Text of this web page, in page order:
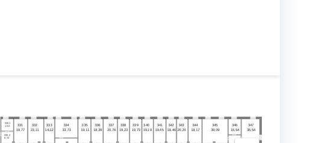
330.1
331 332 334 335 336 337 338 340
339 341 342 343 344 345 346 347
333
10,0
19,77 23,11 33,73 19,11 18,39 20,76 19,23 19,73 19,19 18,46
19,45 20,20 18,17 39,09 15,54 35,54
16,12
330.2
9,72